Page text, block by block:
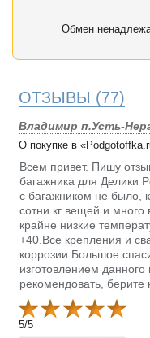
Обмен
ОТЗЫВЫ (77)
Владимир п.Усть-
О покупке в
Всем привет. Пишу
багажника для Делики
с багажником не было,
сотни кг вещей и
крайне низкие
+40.Все крепления и
коррозии.Большое
изготовлением данного
рекомендовать, берите
5/5